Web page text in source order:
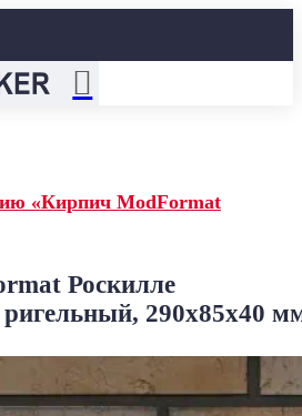
«Кирпич ModFormat
Роскилле
290x85x40